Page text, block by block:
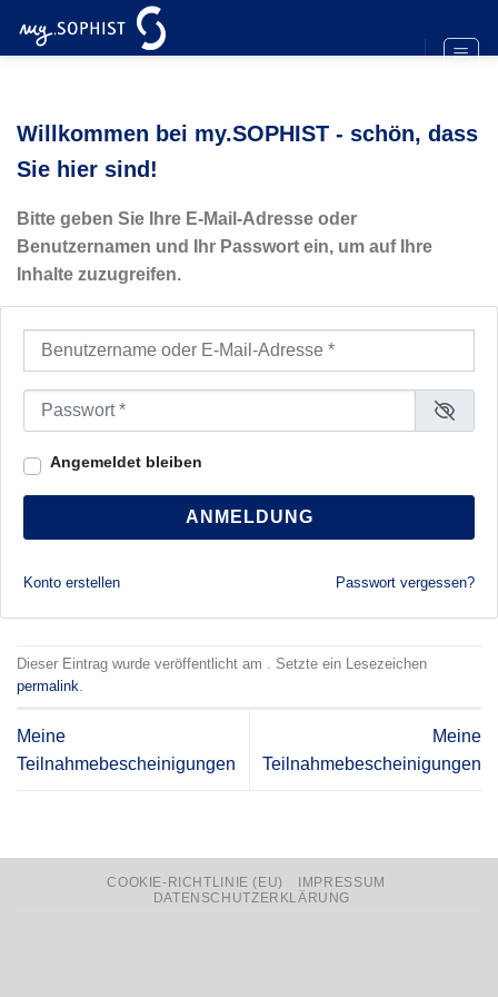
Inhalt
Willkommen bei my.SOPHIST - schön, dass
Sie hier sind!
Bitte geben Sie Ihre E-Mail-Adresse oder
Benutzernamen und Ihr Passwort ein, um auf Ihre
Inhalte zuzugreifen.
Benutzername oder E-Mail-Adresse
Passwort
Angemeldet bleiben
ANMELDUNG
Konto erstellen Passwort vergessen?
Dieser Eintrag wurde veröffentlicht am . Setzte ein Lesezeichen
permalink.
Meine
Teilnahmebescheinigungen
Meine
Teilnahmebescheinigungen
COOKIE-RICHTLINIE (EU)
IMPRESSUM
DATENSCHUTZERKLÄRUNG